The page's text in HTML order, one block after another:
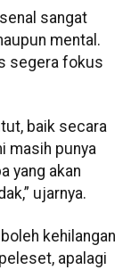
sangat
mental.
segera fokus
baik secara
masih punya
yang akan
ujarnya.
kehilangan
apalagi